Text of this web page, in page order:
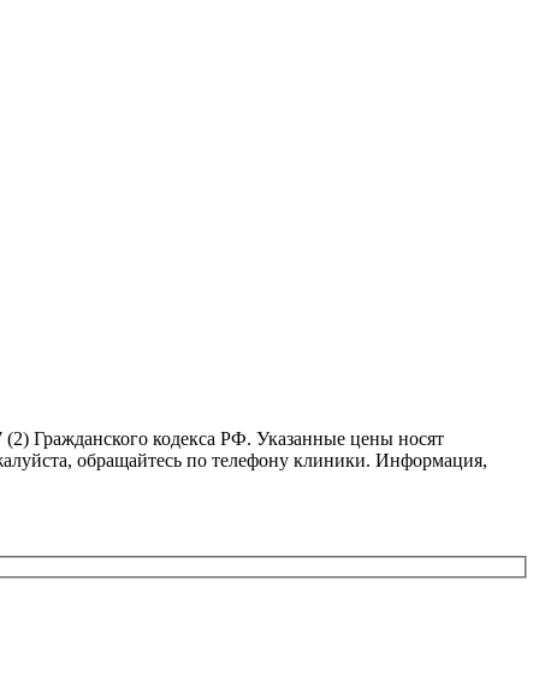
Гражданского кодекса РФ. Указанные цены носят
обращайтесь по телефону клиники. Информация,